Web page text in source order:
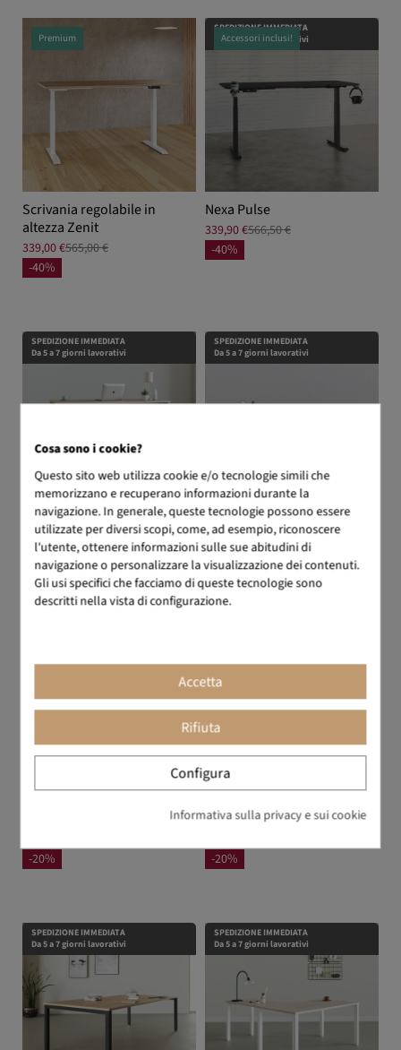
Premium
Scrivania regolabile in
altezza Zenit
339,00 €565,00 €
-40%
SPEDIZIONE IMMEDIATA
Da 5 a 7 giorni lavorativi
Accessori inclusi!
Nexa Pulse
339,90 €566,50 €
-40%
SPEDIZIONE IMMEDIATA
Da 5 a 7 giorni lavorativi
Estela
349,00 €536,92 €
-35%
SPEDIZIONE IMMEDIATA
Da 5 a 7 giorni lavorativi
Nexa Pro
349,00 €581,67 €
-40%
-20%
Olena
-20%
SPEDIZIONE IMMEDIATA
Da 5 a 7 giorni lavorativi
SPEDIZIONE IMMEDIATA
Da 5 a 7 giorni lavorativi
Cosa sono i cookie?
Questo sito web utilizza cookie e/o tecnologie simili che
memorizzano e recuperano informazioni durante la
navigazione. In generale, queste tecnologie possono essere
utilizzate per diversi scopi, come, ad esempio, riconoscere
l'utente, ottenere informazioni sulle sue abitudini di
navigazione o personalizzare la visualizzazione dei contenuti.
Gli usi specifici che facciamo di queste tecnologie sono
descritti nella vista di configurazione.
Accetta
Rifiuta
Configura
Informativa sulla privacy e sui cookie